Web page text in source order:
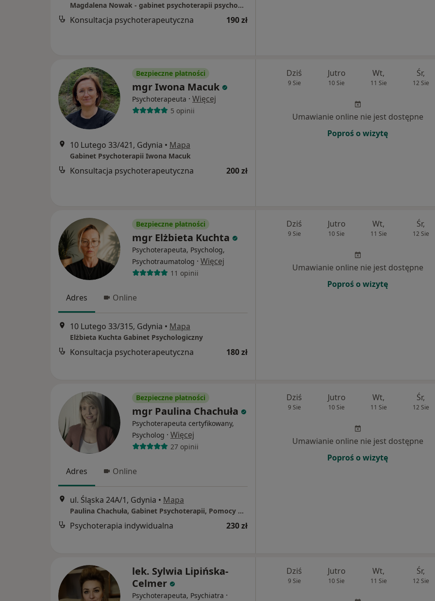
Magdalena Nowak - gabinet psychoterapii psychodynamicznej
Konsultacja psychoterapeutyczna 190 zł
Bezpieczne płatności
mgr Iwona Macuk
Psychoterapeuta · Więcej
5 opinii
10 Lutego 33/421, Gdynia • Mapa
Gabinet Psychoterapii Iwona Macuk
Konsultacja psychoterapeutyczna 200 zł
Dziś
9 Sie
Jutro
10 Sie
Wt,
11 Sie
Śr,
12 Sie
Umawianie online nie jest dostępne
Poproś o wizytę
Bezpieczne płatności
mgr Elżbieta Kuchta
Psychoterapeuta, Psycholog,
Psychotraumatolog · Więcej
11 opinii
Adres Online
10 Lutego 33/315, Gdynia • Mapa
Elżbieta Kuchta Gabinet Psychologiczny
Konsultacja psychoterapeutyczna 180 zł
Dziś
9 Sie
Jutro
10 Sie
Wt,
11 Sie
Śr,
12 Sie
Umawianie online nie jest dostępne
Poproś o wizytę
Bezpieczne płatności
mgr Paulina Chachuła
Psychoterapeuta certyfikowany,
Psycholog · Więcej
27 opinii
Adres Online
ul. Śląska 24A/1, Gdynia • Mapa
Paulina Chachuła, Gabinet Psychoterapii, Pomocy Psychologicznej i Seksuologicznej
Psychoterapia indywidualna 230 zł
Dziś
9 Sie
Jutro
10 Sie
Wt,
11 Sie
Śr,
12 Sie
Umawianie online nie jest dostępne
Poproś o wizytę
lek. Sylwia Lipińska-
Celmer
Psychoterapeuta, Psychiatra ·
Dziś
9 Sie
Jutro
10 Sie
Wt,
11 Sie
Śr,
12 Sie